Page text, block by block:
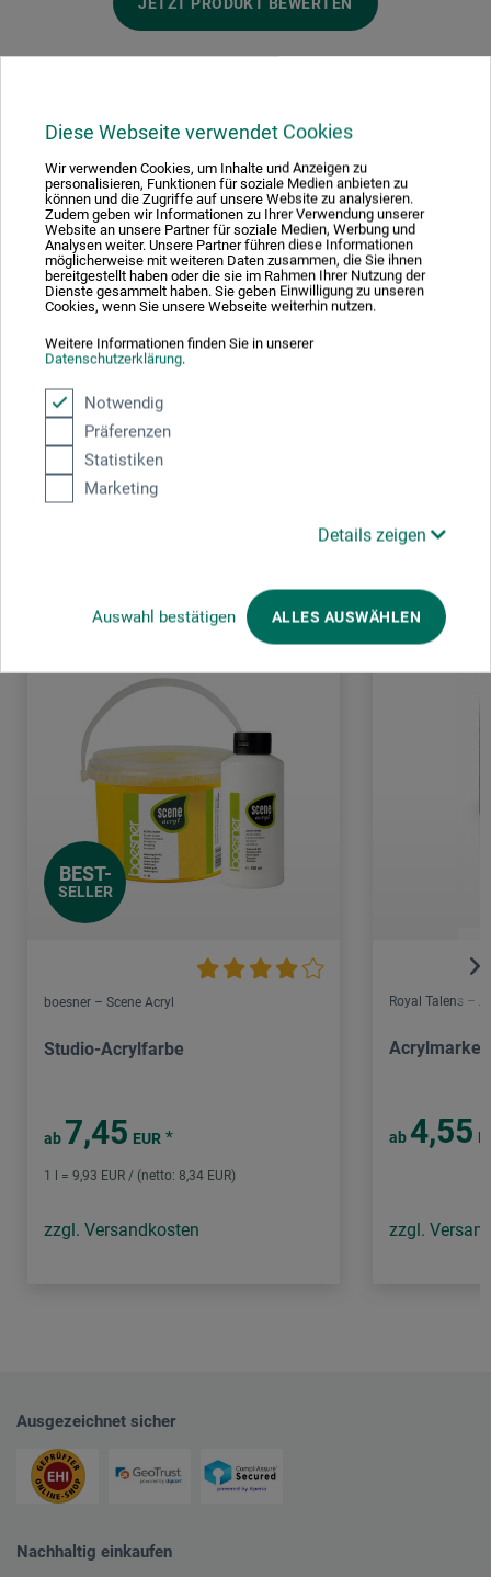
Diese Webseite verwendet Cookies
Wir verwenden Cookies, um Inhalte und Anzeigen zu
personalisieren, Funktionen für soziale Medien anbieten zu
können und die Zugriffe auf unsere Website zu analysieren.
Zudem geben wir Informationen zu Ihrer Verwendung unserer
Website an unsere Partner für soziale Medien, Werbung und
Analysen weiter. Unsere Partner führen diese Informationen
möglicherweise mit weiteren Daten zusammen, die Sie ihnen
bereitgestellt haben oder die sie im Rahmen Ihrer Nutzung der
Dienste gesammelt haben. Sie geben Einwilligung zu unseren
Cookies, wenn Sie unsere Webseite weiterhin nutzen.
Weitere Informationen finden Sie in unserer
Datenschutzerklärung.
Notwendig
Präferenzen
Statistiken
Marketing
Details zeigen
Auswahl bestätigen ALLES AUSWÄHLEN
Hersteller-Kontakt
Hier finden Sie die Kontaktdaten des Herstellers zu
diesem Produkt.
STAEDTLER SE
Moosäckerstr. 3
90427 Nürnberg
DEUTSCHLAND
info@staedtler.com
Kunden kauften auch
BEST-
SELLER
boesner – Scene Acryl
Studio-Acrylfarbe
ab 7,45 EUR *
1 l = 9,93 EUR / (netto: 8,34 EUR)
zzgl. Versandkosten
Royal Talens –
Acrylmarker
ab 4,55
zzgl.
Ausgezeichnet sicher
Nachhaltig einkaufen